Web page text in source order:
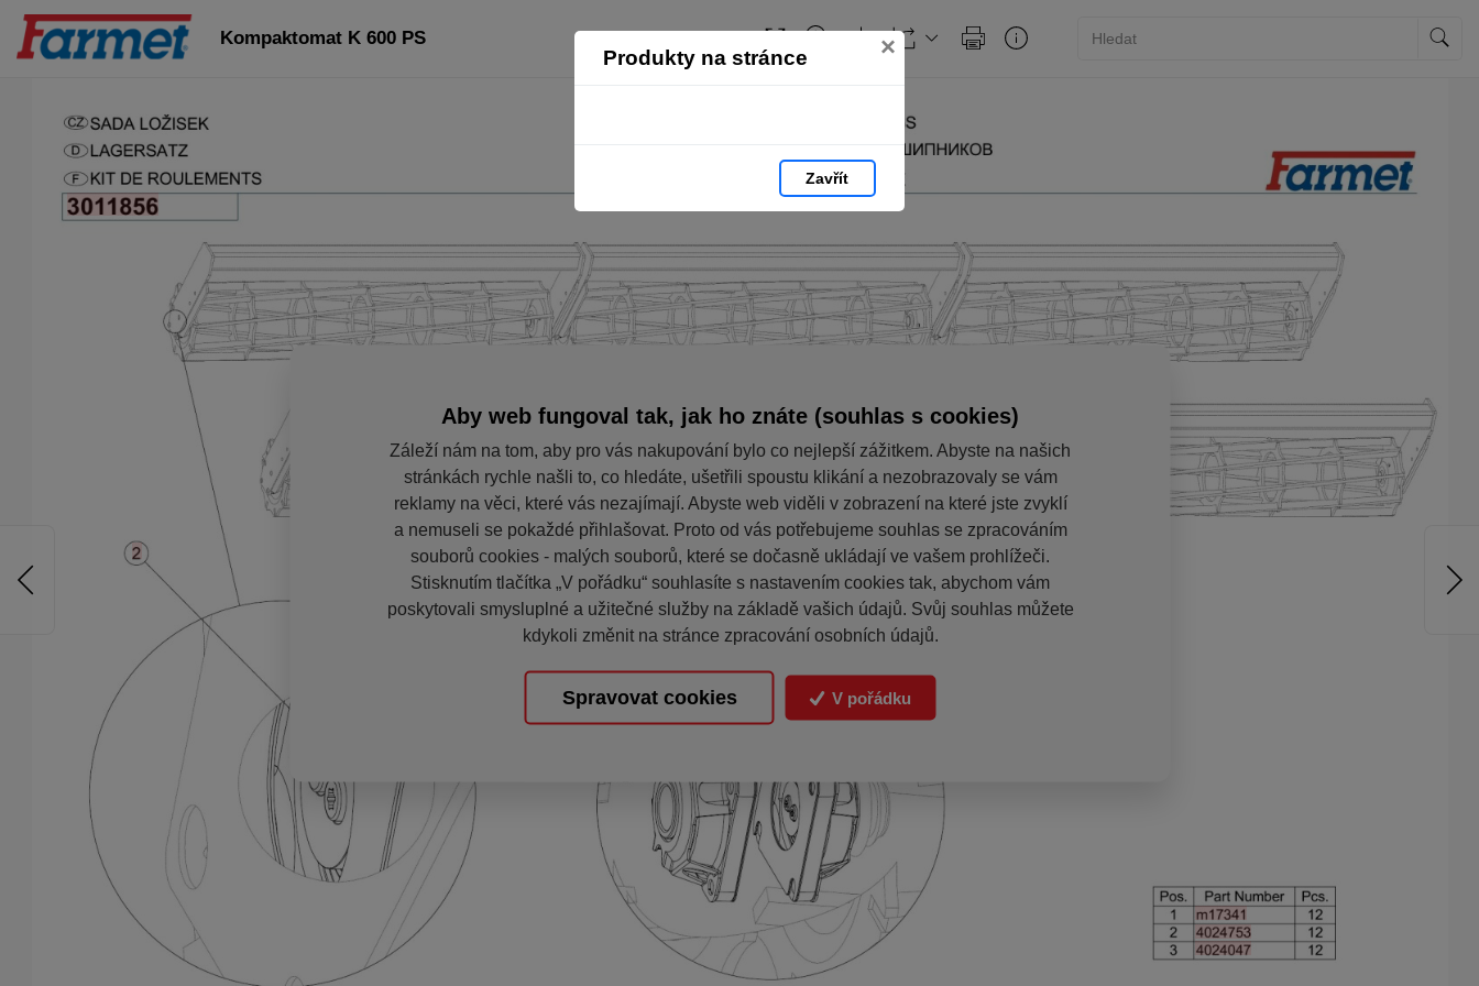
Produkty na stránce ×
Zavřít
Kompaktomat K 600 PS
Aby web fungoval tak, jak ho znáte (souhlas s cookies)
Záleží nám na tom, aby pro vás nakupování bylo co nejlepší zážitkem. Abyste na našich
stránkách rychle našli to, co hledáte, ušetřili spoustu klikání a nezobrazovaly se vám
reklamy na věci, které vás nezajímají. Abyste web viděli v zobrazení na které jste zvyklí
a nemuseli se pokaždé přihlašovat. Proto od vás potřebujeme souhlas se zpracováním
souborů cookies - malých souborů, které se dočasně ukládají ve vašem prohlížeči.
Stisknutím tlačítka „V pořádku“ souhlasíte s nastavením cookies tak, abychom vám
poskytovali smysluplné a užitečné služby na základě vašich údajů. Svůj souhlas můžete
kdykoli změnit na stránce zpracování osobních údajů.
Spravovat cookies V pořádku